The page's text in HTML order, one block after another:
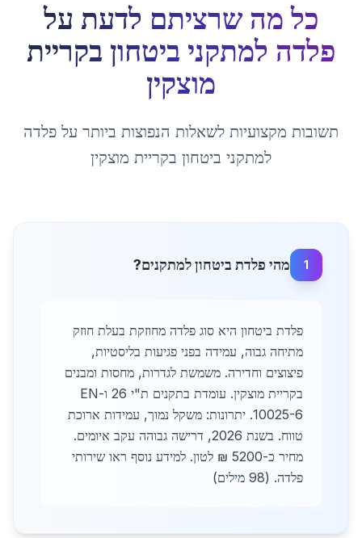
כל מה שרציתם לדעת על
פלדה למתקני ביטחון בקריית
מוצקין
תשובות מקצועיות לשאלות הנפוצות ביותר על פלדה
למתקני ביטחון בקריית מוצקין
1 מהי פלדת ביטחון למתקנים?
פלדת ביטחון היא סוג פלדה מחוזקת בעלת חוזק
מתיחה גבוה, עמידה בפני פגיעות בליסטיות,
פיצוצים וחדירה. משמשת לגדרות, מחסות ומבנים
בקריית מוצקין. עומדת בתקנים ת"י 26 ו-EN
10025-6. יתרונות: משקל נמוך, עמידות ארוכת
טווח. בשנת 2026, דרישה גבוהה עקב איומים.
מחיר כ-5200 ₪ לטון. למידע נוסף ראו שירותי
פלדה. (98 מילים)